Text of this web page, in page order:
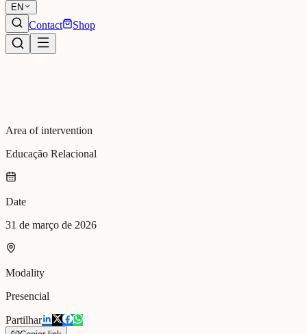
EN
Contact Shop
Area of intervention
Educação Relacional
Date
31 de março de 2026
Modality
Presencial
Partilhar